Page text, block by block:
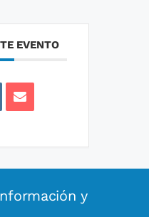
EVENTO
y